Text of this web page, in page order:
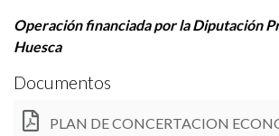
Operación financiada por la Diputación
Huesca
Documentos
PLAN DE CONCERTACION